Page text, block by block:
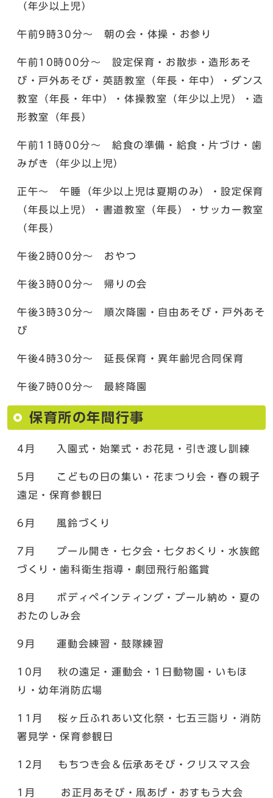
（年少以上児）
午前9時30分～ 朝の会・体操・お参り
午前10時00分～ 設定保育・お散歩・造形あそ
び・戸外あそび・英語教室（年長・年中）・ダンス
教室（年長・年中）・体操教室（年少以上児）・造
形教室（年長）
午前11時00分～ 給食の準備・給食・片づけ・歯
みがき（年少以上児）
正午～ 午睡（年少以上児は夏期のみ）・設定保育
（年長以上児）・書道教室（年長）・サッカー教室
（年長）
午後2時00分～ おやつ
午後3時00分～ 帰りの会
午後3時30分～ 順次降園・自由あそび・戸外あそ
び
午後4時30分～ 延長保育・異年齢児合同保育
午後7時00分～ 最終降園
保育所の年間行事
4月 入園式・始業式・お花見・引き渡し訓練
5月 こどもの日の集い・花まつり会・春の親子
遠足・保育参観日
6月 風鈴づくり
7月 プール開き・七夕会・七夕おくり・水族館
づくり・歯科衛生指導・劇団飛行船鑑賞
8月 ボディペインティング・プール納め・夏の
おたのしみ会
9月 運動会練習・鼓隊練習
10月 秋の遠足・運動会・1日動物園・いもほ
り・幼年消防広場
11月 桜ヶ丘ふれあい文化祭・七五三詣り・消防
署見学・保育参観日
12月 もちつき会＆伝承あそび・クリスマス会
1月 お正月あそび・凧あげ・おすもう大会